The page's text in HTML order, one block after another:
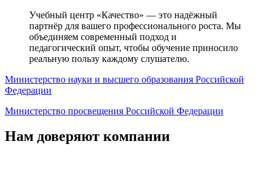
Учебный центр «Качество» — это надёжный
партнёр для вашего профессионального роста. Мы
объединяем современный подход и
педагогический опыт, чтобы обучение приносило
реальную пользу каждому слушателю.
Министерство науки и высшего образования Российской
Федерации
Министерство просвещения Российской Федерации
Нам доверяют компании